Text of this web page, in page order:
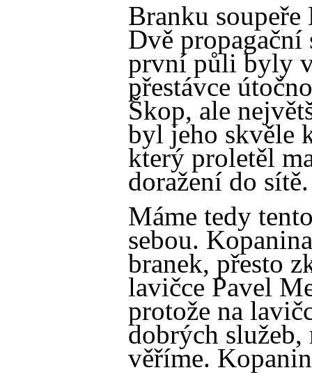
Branku
Dvě propagační
první půli byly
přestávce
Škop, ale
byl jeho skvěle
který proletěl
doražení do sítě.
Máme tedy
sebou.
branek, přesto
lavičce Pavel
protože na
dobrých služeb,
věříme.